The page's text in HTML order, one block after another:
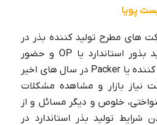
پویا
های مطرح تولید کننده بذر در
بذور استاندارد یا OP و حضور
یا Packer در سال های اخیر
نیاز بازار و مشاهده مشکلات
خلوص و دیگر مسائل و از
تولید بذر استاندارد در